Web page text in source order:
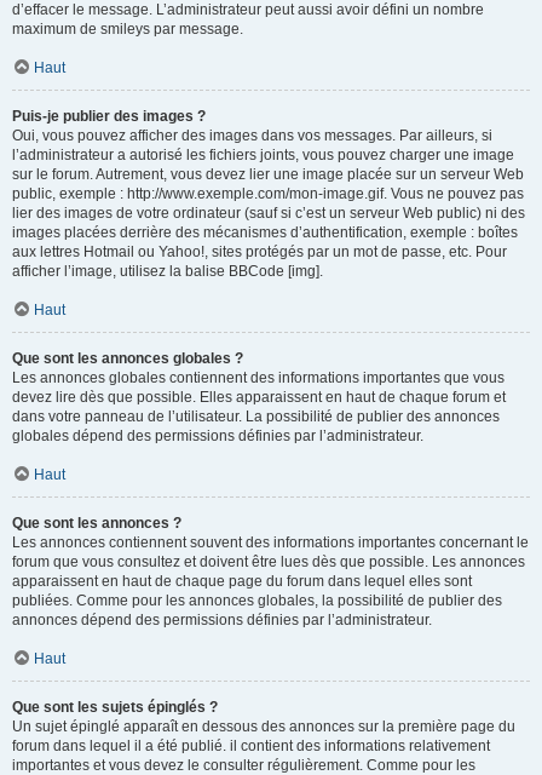
d’effacer le message. L’administrateur peut aussi avoir défini un nombre
maximum de smileys par message.
Haut
Puis-je publier des images ?
Oui, vous pouvez afficher des images dans vos messages. Par ailleurs, si
l’administrateur a autorisé les fichiers joints, vous pouvez charger une image
sur le forum. Autrement, vous devez lier une image placée sur un serveur Web
public, exemple : http://www.exemple.com/mon-image.gif. Vous ne pouvez pas
lier des images de votre ordinateur (sauf si c’est un serveur Web public) ni des
images placées derrière des mécanismes d’authentification, exemple : boîtes
aux lettres Hotmail ou Yahoo!, sites protégés par un mot de passe, etc. Pour
afficher l’image, utilisez la balise BBCode [img].
Haut
Que sont les annonces globales ?
Les annonces globales contiennent des informations importantes que vous
devez lire dès que possible. Elles apparaissent en haut de chaque forum et
dans votre panneau de l’utilisateur. La possibilité de publier des annonces
globales dépend des permissions définies par l’administrateur.
Haut
Que sont les annonces ?
Les annonces contiennent souvent des informations importantes concernant le
forum que vous consultez et doivent être lues dès que possible. Les annonces
apparaissent en haut de chaque page du forum dans lequel elles sont
publiées. Comme pour les annonces globales, la possibilité de publier des
annonces dépend des permissions définies par l’administrateur.
Haut
Que sont les sujets épinglés ?
Un sujet épinglé apparaît en dessous des annonces sur la première page du
forum dans lequel il a été publié. il contient des informations relativement
importantes et vous devez le consulter régulièrement. Comme pour les